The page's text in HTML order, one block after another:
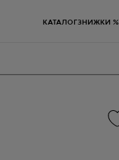
КАТАЛОГЗНИЖКИ %